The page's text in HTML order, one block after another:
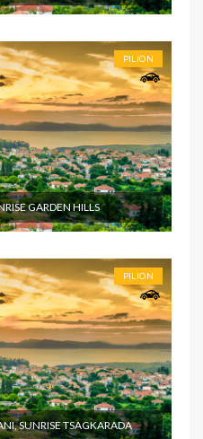
PILION
GARDEN HILLS
PILION
SUNRISE TSAGKARADA